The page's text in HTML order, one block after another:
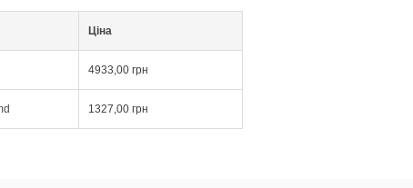
Ціна
4933,00 грн
1327,00 грн